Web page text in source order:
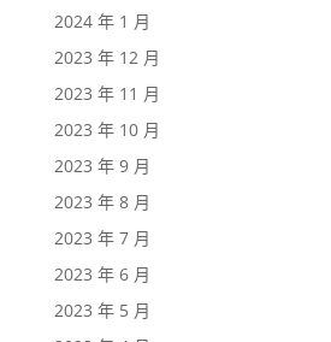
2024 年 1 月
2023 年 12 月
2023 年 11 月
2023 年 10 月
2023 年 9 月
2023 年 8 月
2023 年 7 月
2023 年 6 月
2023 年 5 月